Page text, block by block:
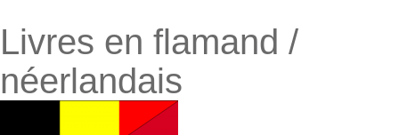
Livres en flamand /
néerlandais